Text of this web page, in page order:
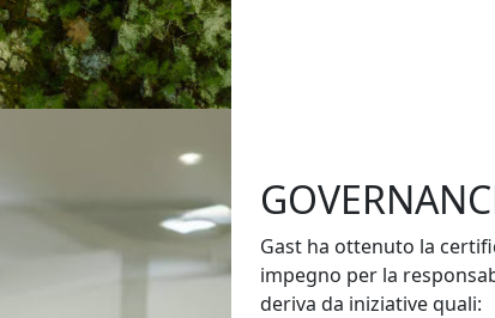
Gast ha ottenuto la
impegno per la
deriva da iniziative quali: